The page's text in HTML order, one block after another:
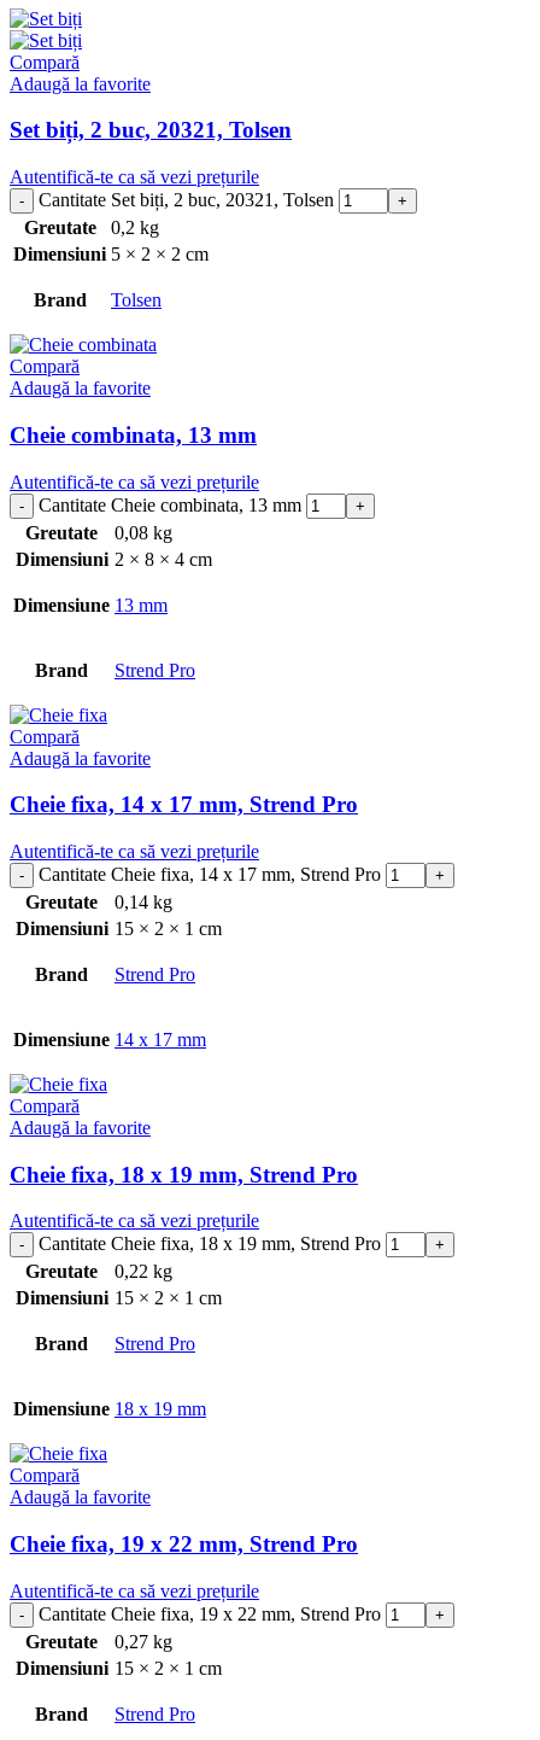
Compară
Adaugă la favorite
Set biți, 2 buc, 20321, Tolsen
Autentifică-te ca să vezi prețurile
Cantitate Set biți, 2 buc, 20321, Tolsen
Greutate
0,2 kg
Dimensiuni 5 × 2 × 2 cm
Brand Tolsen
Compară
Adaugă la favorite
Cheie combinata, 13 mm
Autentifică-te ca să vezi prețurile
Cantitate Cheie combinata, 13 mm
Greutate
0,08 kg
Dimensiuni 2 × 8 × 4 cm
Dimensiune 13 mm
Brand Strend Pro
Compară
Adaugă la favorite
Cheie fixa, 14 x 17 mm, Strend Pro
Autentifică-te ca să vezi prețurile
Cantitate Cheie fixa, 14 x 17 mm, Strend Pro
Greutate
0,14 kg
Dimensiuni 15 × 2 × 1 cm
Brand Strend Pro
Dimensiune 14 x 17 mm
Compară
Adaugă la favorite
Cheie fixa, 18 x 19 mm, Strend Pro
Autentifică-te ca să vezi prețurile
Cantitate Cheie fixa, 18 x 19 mm, Strend Pro
Greutate
0,22 kg
Dimensiuni 15 × 2 × 1 cm
Brand Strend Pro
Dimensiune 18 x 19 mm
Compară
Adaugă la favorite
Cheie fixa, 19 x 22 mm, Strend Pro
Autentifică-te ca să vezi prețurile
Cantitate Cheie fixa, 19 x 22 mm, Strend Pro
Greutate
0,27 kg
Dimensiuni 15 × 2 × 1 cm
Brand Strend Pro